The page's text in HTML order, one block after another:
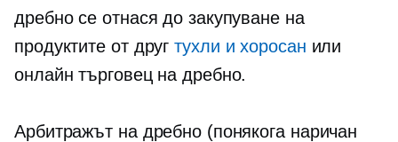
дребно се отнася до закупуване на
продуктите от другтухли и хоросан или
онлайн търговец на дребно.
Арбитражът на дребно (понякога наричан